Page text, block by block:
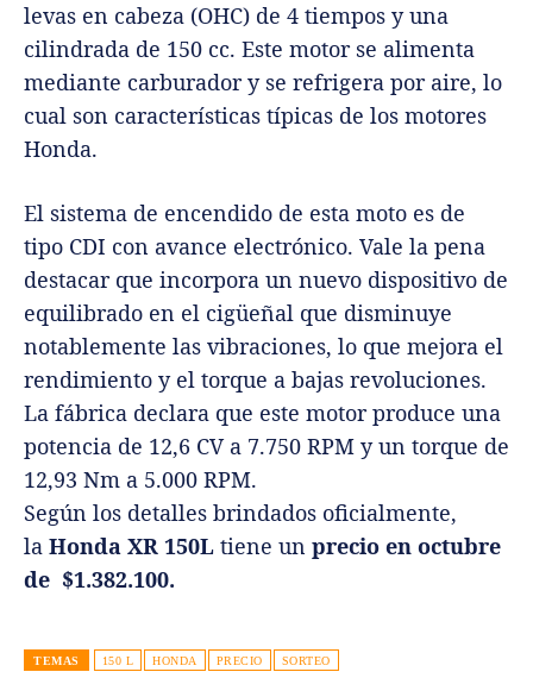
levas en cabeza (OHC) de 4 tiempos y una
cilindrada de 150 cc. Este motor se alimenta
mediante carburador y se refrigera por aire, lo
cual son características típicas de los motores
Honda.
El sistema de encendido de esta moto es de
tipo CDI con avance electrónico. Vale la pena
destacar que incorpora un nuevo dispositivo de
equilibrado en el cigüeñal que disminuye
notablemente las vibraciones, lo que mejora el
rendimiento y el torque a bajas revoluciones.
La fábrica declara que este motor produce una
potencia de 12,6 CV a 7.750 RPM y un torque de
12,93 Nm a 5.000 RPM.
Según los detalles brindados oficialmente,
la Honda XR 150L tiene un precio en octubre
de $1.382.100.
TEMAS 150 L HONDA PRECIO SORTEO